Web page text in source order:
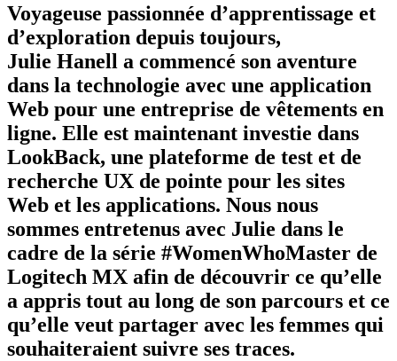
Voyageuse passionnée d’apprentissage et
d’exploration depuis toujours,
Julie Hanell a commencé son aventure
dans la technologie avec une application
Web pour une entreprise de vêtements en
ligne. Elle est maintenant investie dans
LookBack, une plateforme de test et de
recherche UX de pointe pour les sites
Web et les applications. Nous nous
sommes entretenus avec Julie dans le
cadre de la série #WomenWhoMaster de
Logitech MX afin de découvrir ce qu’elle
a appris tout au long de son parcours et ce
qu’elle veut partager avec les femmes qui
souhaiteraient suivre ses traces.